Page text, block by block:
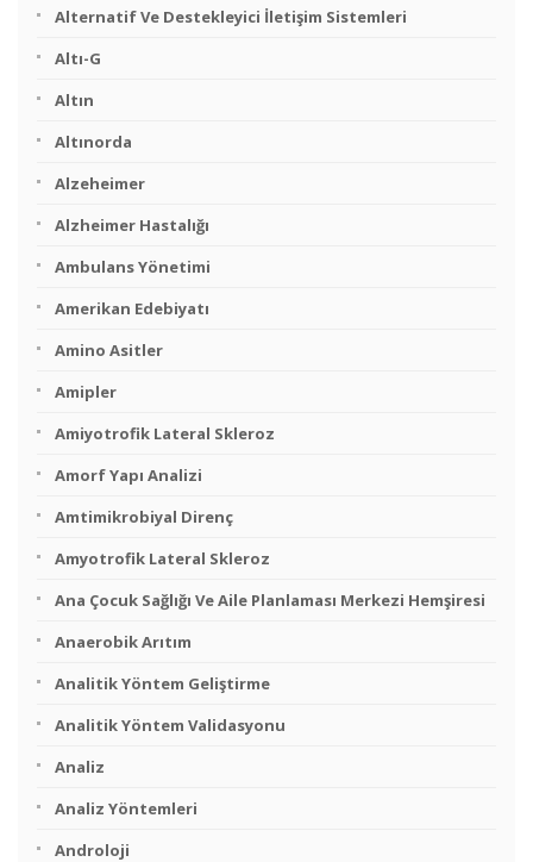
Alternatif Ve Destekleyici İletişim Sistemleri
Altı-G
Altın
Altınorda
Alzeheimer
Alzheimer Hastalığı
Ambulans Yönetimi
Amerikan Edebiyatı
Amino Asitler
Amipler
Amiyotrofik Lateral Skleroz
Amorf Yapı Analizi
Amtimikrobiyal Direnç
Amyotrofik Lateral Skleroz
Ana Çocuk Sağlığı Ve Aile Planlaması Merkezi Hemşiresi
Anaerobik Arıtım
Analitik Yöntem Geliştirme
Analitik Yöntem Validasyonu
Analiz
Analiz Yöntemleri
Androloji